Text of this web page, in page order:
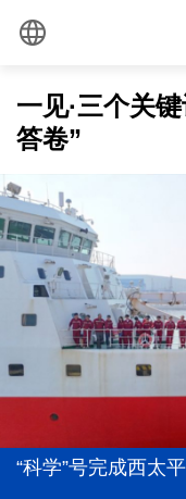
一见·三个关
答卷”
“科学”号完成西太